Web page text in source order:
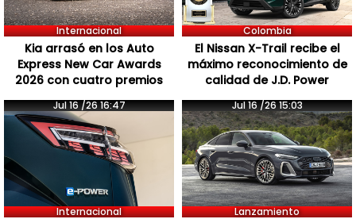
Internacional
Kia arrasó en los Auto
Express New Car Awards
2026 con cuatro premios
Colombia
El Nissan X-Trail recibe el
máximo reconocimiento de
calidad de J.D. Power
Jul 16 /26 16:47
Internacional
Jul 16 /26 15:03
Lanzamiento